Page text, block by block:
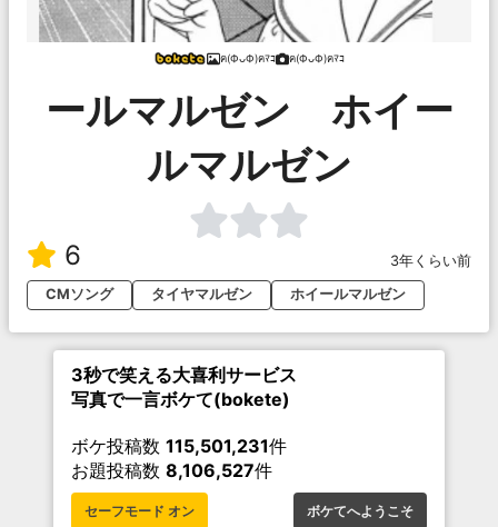
ฅ(ФᴗФ)ฅﾏｺ ฅ(ФᴗФ)ฅﾏｺ
ールマルゼン ホイー
ルマルゼン
6
3年くらい前
CMソング
タイヤマルゼン ホイールマルゼン
3秒で笑える大喜利サービス
写真で一言ボケて(bokete)
ボケ投稿数 115,501,231件
お題投稿数 8,106,527件
セーフモード オン ボケてへようこそ